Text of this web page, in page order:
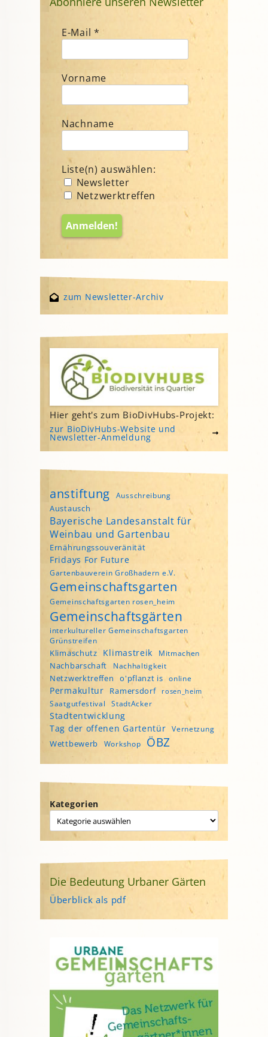
E-Mail *
Vorname
Nachname
Liste(n) auswählen:
Newsletter
Netzwerktreffen
zum Newsletter-Archiv
Hier geht's zum BioDivHubs-Projekt:
zur BioDivHubs-Website und
Newsletter-Anmeldung
anstiftung Ausschreibung
Austausch
Bayerische Landesanstalt für
Weinbau und Gartenbau
Ernährungssouveränität
Fridays For Future
Gartenbauverein Großhadern e.V.
Gemeinschaftsgarten
Gemeinschaftsgarten rosen_heim
Gemeinschaftsgärten
interkultureller Gemeinschaftsgarten
Grünstreifen
Klimaschutz Klimastreik Mitmachen
Nachbarschaft Nachhaltigkeit
Netzwerktreffen o'pflanzt is online
Permakultur Ramersdorf rosen_heim
Saatgutfestival StadtAcker
Stadtentwicklung
Tag der offenen Gartentür
Vernetzung
Wettbewerb Workshop ÖBZ
Kategorien
Die Bedeutung Urbaner Gärten
Überblick als pdf